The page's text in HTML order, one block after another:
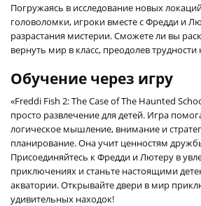
Погружаясь в исследование новых
головоломки, игроки вместе с Фредди и
разрастания мистерии. Сможете ли вы
вернуть мир в класс, преодолев
Обучение через игру
«Freddi Fish 2: The Case of The Haunted
просто развлечение для детей. Игра
логическое мышление, внимание и
планирование. Она учит ценностям
Присоединяйтесь к Фредди и Лютеру в
приключениях и станьте настоящими
акватории. Открывайте двери в мир
удивительных находок!